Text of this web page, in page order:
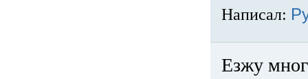
Написал:
Езжу